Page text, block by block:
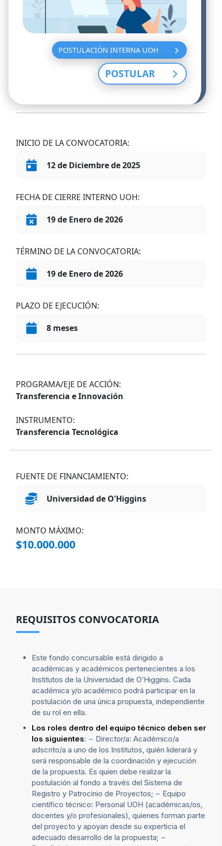
POSTULACIÓN INTERNA UOH
POSTULAR
INICIO DE LA CONVOCATORIA:
12 de Diciembre de 2025
FECHA DE CIERRE INTERNO UOH:
19 de Enero de 2026
TÉRMINO DE LA CONVOCATORIA:
19 de Enero de 2026
PLAZO DE EJECUCIÓN:
8 meses
PROGRAMA/EJE DE ACCIÓN:
Transferencia e Innovación
INSTRUMENTO:
Transferencia Tecnológica
FUENTE DE FINANCIAMIENTO:
Universidad de O'Higgins
MONTO MÁXIMO:
$10.000.000
REQUISITOS CONVOCATORIA
Este fondo concursable está dirigido a
académicas y académicos pertenecientes a los
Institutos de la Universidad de O’Higgins. Cada
académica y/o académico podrá participar en la
postulación de una única propuesta, independiente
de su rol en ella.
Los roles dentro del equipo técnico deben ser
los siguientes: − Director/a: Académico/a
adscrito/a a uno de los Institutos, quién liderará y
será responsable de la coordinación y ejecución
de la propuesta. Es quien debe realizar la
postulación al fondo a través del Sistema de
Registro y Patrocinio de Proyectos; − Equipo
científico técnico: Personal UOH (académicas/os,
docentes y/o profesionales), quienes forman parte
del proyecto y apoyan desde su experticia el
adecuado desarrollo de la propuesta; −